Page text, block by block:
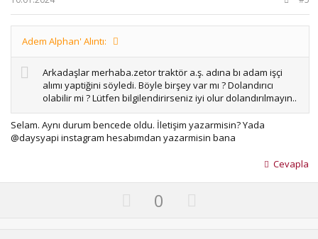
e
Adem Alphan' Alıntı:
Arkadaşlar merhaba.zetor traktör a.ş. adına bı adam işçi
alımı yaptiğini söyledi. Böyle birşey var mı ? Dolandırıcı
olabilir mi ? Lütfen bilgilendirirseniz iyi olur dolandırılmayın..
Selam. Aynı durum bencede oldu. İletişim yazarmisin? Yada
@daysyapi instagram hesabımdan yazarmisin bana
Cevapla
0